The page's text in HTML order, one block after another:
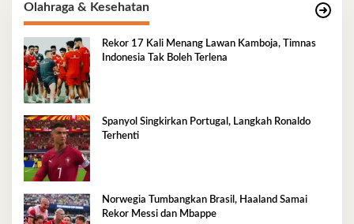
Olahraga & Kesehatan
Rekor 17 Kali Menang Lawan Kamboja, Timnas
Indonesia Tak Boleh Terlena
Spanyol Singkirkan Portugal, Langkah Ronaldo
Terhenti
Norwegia Tumbangkan Brasil, Haaland Samai
Rekor Messi dan Mbappe